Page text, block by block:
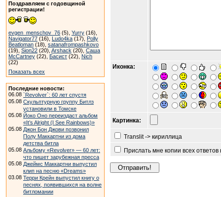
Поздравляем с годовщиной
регистрации!
evgen_menschov_76 (5), Yurry (16),
Navigator77 (16), Ludo4ka (17), Polly
Beatloman (18), satanafrompashkovo
(19), Sion22 (20), Arshack (20), Саша
McCartney (22), Басист (22), Nich
(22)
Показать всех
Последние новости:
06.08 `Revolver`: 60 лет спустя
05.08 Скульптурную группу Битлз
установили в Томске
05.08 Йоко Оно переиздаст альбом
«It’s Alright (I See Rainbows)»
05.08 Джон Бон Джови позвонил
Полу Маккартни из дома
детства битла
05.08 Альбому «Revolver» — 60 лет:
что пишет зарубежная пресса
05.08 Джеймс Маккартни выпустил
клип на песню «Dreams»
03.08 Терри Крейн выпустил книгу о
песнях, появившихся на волне
битломании
Иконка:
Картинка:
Translit -> кириллица
Прислать мне копии всех